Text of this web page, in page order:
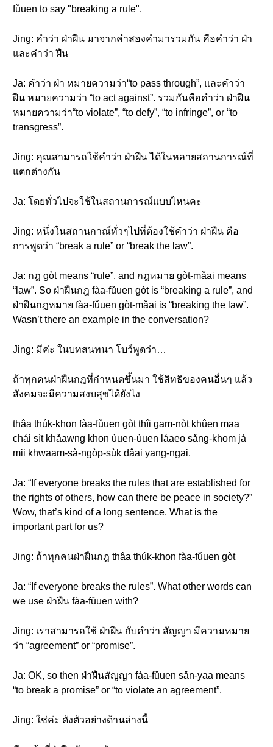
fǔuen to say "breaking a rule".
Jing: คำว่า ฝ่าฝืน มาจากคำสองคำมารวมกัน คือคำว่า ฝ่า
และคำว่า ฝืน
Ja: คำว่า ฝ่า หมายความว่า“to pass through”, และคำว่า
ฝืน หมายความว่า “to act against”. รวมกันคือคำว่า ฝ่าฝืน
หมายความว่า“to violate”, “to defy”, “to infringe”, or “to
transgress”.
Jing: คุณสามารถใช้คำว่า ฝ่าฝืน ได้ในหลายสถานการณ์ที่
แตกต่างกัน
Ja: โดยทั่วไปจะใช้ในสถานการณ์แบบไหนคะ
Jing: หนึ่งในสถานกาณ์ทั่วๆไปที่ต้องใช้คำว่า ฝ่าฝืน คือ
การพูดว่า “break a rule” or “break the law”.
Ja: กฎ gòt means “rule”, and กฎหมาย gòt-mǎai means
“law”. So ฝ่าฝืนกฎ fàa-fǔuen gòt is “breaking a rule”, and
ฝ่าฝืนกฎหมาย fàa-fǔuen gòt-mǎai is “breaking the law”.
Wasn’t there an example in the conversation?
Jing: มีค่ะ ในบทสนทนา โบว์พูดว่า…
ถ้าทุกคนฝ่าฝืนกฎที่กำหนดขึ้นมา ใช้สิทธิของคนอื่นๆ แล้ว
สังคมจะมีความสงบสุขได้ยังไง
thâa thúk-khon fàa-fǔuen gòt thîi gam-nòt khûen maa
chái sìt khǎawng khon ùuen-ùuen láaeo sǎng-khom jà
mii khwaam-sà-ngòp-sùk dâai yang-ngai.
Ja: “If everyone breaks the rules that are established for
the rights of others, how can there be peace in society?”
Wow, that’s kind of a long sentence. What is the
important part for us?
Jing: ถ้าทุกคนฝ่าฝืนกฎ thâa thúk-khon fàa-fǔuen gòt
Ja: “If everyone breaks the rules”. What other words can
we use ฝ่าฝืน fàa-fǔuen with?
Jing: เราสามารถใช้ ฝ่าฝืน กับคำว่า สัญญา มีความหมาย
ว่า “agreement” or “promise”.
Ja: OK, so then ฝ่าฝืนสัญญา fàa-fǔuen sǎn-yaa means
“to break a promise” or “to violate an agreement”.
Jing: ใช่ค่ะ ดังตัวอย่างด้านล่างนี้